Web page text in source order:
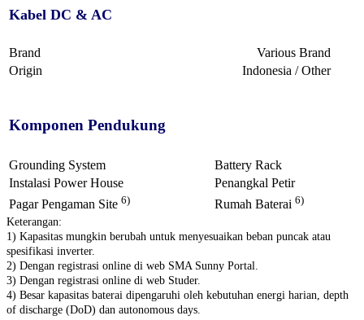
Kabel DC & AC
Brand
Various Brand
Origin
Indonesia / Other
Komponen Pendukung
Grounding System
Battery Rack
Instalasi Power House
Penangkal Petir
Pagar Pengaman Site 6) Rumah Baterai 6)
Keterangan:
1) Kapasitas mungkin berubah untuk menyesuaikan beban puncak atau
spesifikasi inverter.
2) Dengan registrasi online di web SMA Sunny Portal.
3) Dengan registrasi online di web Studer.
4) Besar kapasitas baterai dipengaruhi oleh kebutuhan energi harian, depth
of discharge (DoD) dan autonomous days.